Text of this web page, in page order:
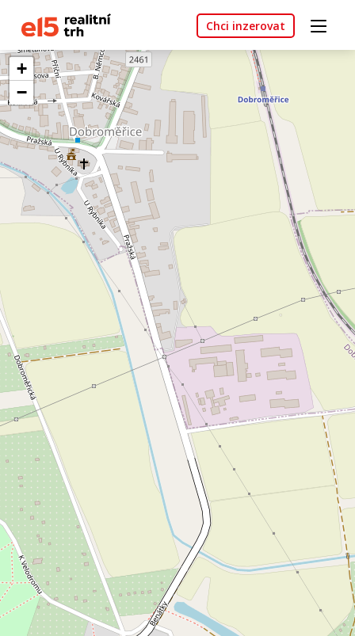
Chci inzerovat
+
−